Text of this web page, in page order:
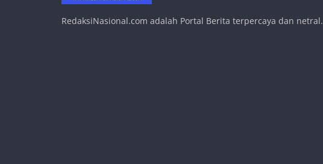
RedaksiNasional.com adalah Portal Berita terpercaya dan netral.